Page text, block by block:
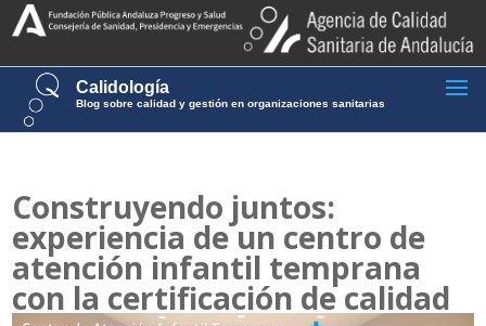
Calidología
Blog sobre calidad y gestión en organizaciones sanitarias
Construyendo juntos:
experiencia de un centro de
atención infantil temprana
con la certificación de calidad